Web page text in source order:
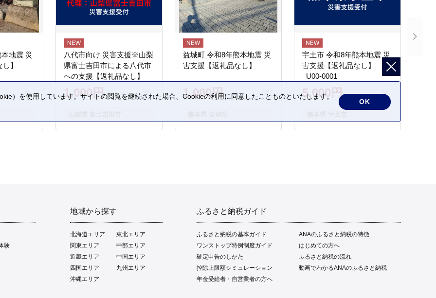
地震 災
】
八代市向け 災害支援※山梨
県富士吉田市による八代市
への支援【返礼品なし】
1,000円
益城町 令和8年熊本地震 災
害支援【返礼品なし】
1,000円
宇土市 令和8年熊本地震 災
害支援【返礼品なし】
_U00-0001
5,000円
験
地域から探す
北海道エリア
東北エリア
関東エリア
中部エリア
近畿エリア
中国エリア
四国エリア
九州エリア
沖縄エリア
ふるさと納税ガイド
ふるさと納税の基本ガイド
ANAのふるさと納税の特徴
ワンストップ特例制度ガイド
はじめての方へ
確定申告のしかた
ふるさと納税の流れ
控除上限額シミュレーション
動画でわかるANAのふるさと納税
年金受給者・自営業者の方へ
）を使用しています。サイトの閲覧を継続された場合、Cookieの利用に同意したことものといたします。
OK